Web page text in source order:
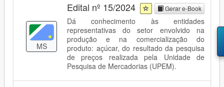
MS
Edital nº 15/2024 Gerar e-Book
Dá conhecimento às entidades
representativas do setor envolvido na
produção e na comercialização do
produto: açúcar, do resultado da pesquisa
de preços realizada pela Unidade de
Pesquisa de Mercadorias (UPEM).